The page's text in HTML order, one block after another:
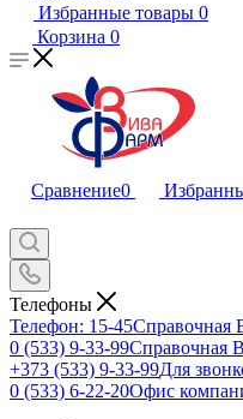
Избранные товары 0
Корзина 0
Сравнение0
Телефоны
Телефон: 15-45Справочная
0 (533) 9-33-99Справочная
+373 (533) 9-33-99Для
0 (533) 6-22-20Офис